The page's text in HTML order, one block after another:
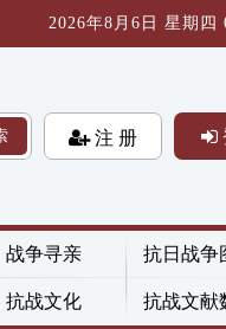
2026年8月6日 星期四
注 册
战争寻亲 抗日战争
抗战文化 抗战文献